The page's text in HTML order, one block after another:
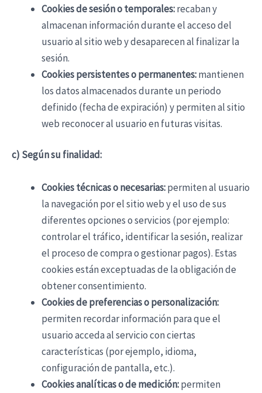
Cookies de sesión o temporales:recaban y
almacenan información durante el acceso del
usuario al sitio web y desaparecen al finalizar la
sesión.
Cookies persistentes o permanentes:mantienen
los datos almacenados durante un periodo
definido (fecha de expiración) y permiten al sitio
web reconocer al usuario en futuras visitas.
c) Según su finalidad:
Cookies técnicas o necesarias:permiten al usuario
la navegación por el sitio web y el uso de sus
diferentes opciones o servicios (por ejemplo:
controlar el tráfico, identificar la sesión, realizar
el proceso de compra o gestionar pagos). Estas
cookies están exceptuadas de la obligación de
obtener consentimiento.
Cookies de preferencias o personalización:
permiten recordar información para que el
usuario acceda al servicio con ciertas
características (por ejemplo, idioma,
configuración de pantalla, etc.).
Cookies analíticas o de medición:permiten